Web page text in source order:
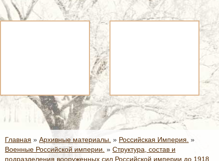
Главная » Архивные материалы. » Российская Империя. »
Военные Российской империи. » Структура, состав и
подразделения вооруженных сил Российской империи до 1918